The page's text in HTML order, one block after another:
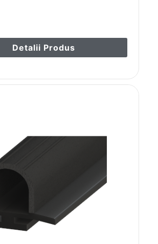
Detalii Produs